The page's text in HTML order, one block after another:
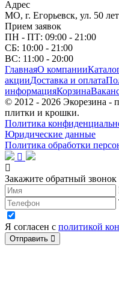
Адрес
МО, г. Егорьевск, ул. 50
Прием заявок
ПН - ПТ: 09:00 - 21:00
СБ: 10:00 - 21:00
ВС: 11:00 - 20:00
ГлавнаяО компании
акцииДоставка и оплата
информацияКорзина
© 2012 - 2026 Экорезина -
плитки и крошки.
Политика
Юридические данные
Политика обработки
Закажите обратный звонок
Я согласен с политикой
Отправить